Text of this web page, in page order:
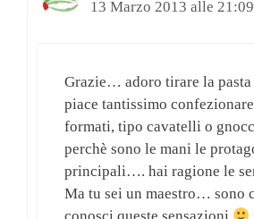
13 Marzo 2013 alle 21:09
Grazie… adoro tirare la pasta
piace tantissimo
formati, tipo cavatelli o
perchè sono le mani le
principali…. hai ragione le
Ma tu sei un maestro… sono